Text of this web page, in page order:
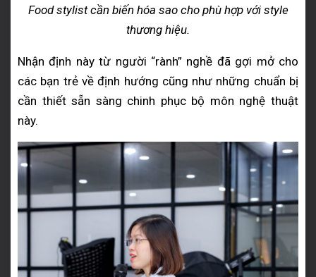
Food stylist cần biến hóa sao cho phù hợp với style
thương hiệu.
Nhận định này từ người “rành” nghề đã gợi mở cho
các bạn trẻ về định hướng cũng như những chuẩn bị
cần thiết sẵn sàng chinh phục bộ môn nghệ thuật
này.